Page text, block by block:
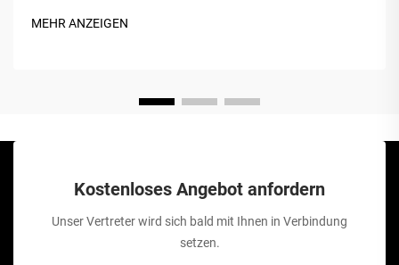
MEHR ANZEIGEN
Kostenloses Angebot anfordern
Unser Vertreter wird sich bald mit Ihnen in Verbindung
setzen.